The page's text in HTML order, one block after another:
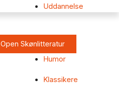
Uddannelse
Open Skønlitteratur
Humor
Klassikere